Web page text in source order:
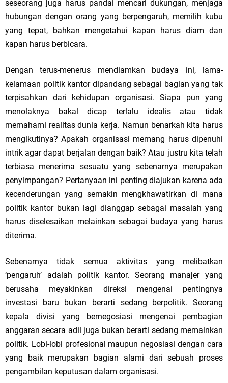
seseorang juga harus pandai mencari dukungan, menjaga
hubungan dengan orang yang berpengaruh, memilih kubu
yang tepat, bahkan mengetahui kapan harus diam dan
kapan harus berbicara.
Dengan terus-menerus mendiamkan budaya ini, lama-
kelamaan politik kantor dipandang sebagai bagian yang tak
terpisahkan dari kehidupan organisasi. Siapa pun yang
menolaknya bakal dicap terlalu idealis atau tidak
memahami realitas dunia kerja. Namun benarkah kita harus
mengikutinya? Apakah organisasi memang harus dipenuhi
intrik agar dapat berjalan dengan baik? Atau justru kita telah
terbiasa menerima sesuatu yang sebenarnya merupakan
penyimpangan? Pertanyaan ini penting diajukan karena ada
kecenderungan yang semakin mengkhawatirkan di mana
politik kantor bukan lagi dianggap sebagai masalah yang
harus diselesaikan melainkan sebagai budaya yang harus
diterima.
Sebenarnya tidak semua aktivitas yang melibatkan
‘pengaruh’ adalah politik kantor. Seorang manajer yang
berusaha meyakinkan direksi mengenai pentingnya
investasi baru bukan berarti sedang berpolitik. Seorang
kepala divisi yang bernegosiasi mengenai pembagian
anggaran secara adil juga bukan berarti sedang memainkan
politik. Lobi-lobi profesional maupun negosiasi dengan cara
yang baik merupakan bagian alami dari sebuah proses
pengambilan keputusan dalam organisasi.